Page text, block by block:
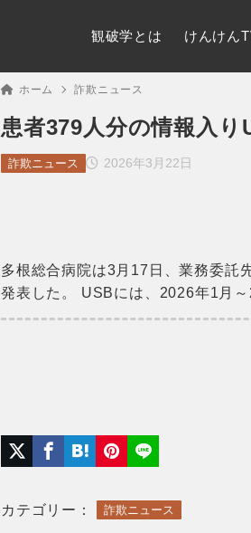
観破学とは けんけん
ホーム 詐欺ニュース
患者379人分の情報入
2026年3月22日
詐欺ニュース
多根総合病院は3月17日、業務委託
発表した。 USBには、2026年1月
カテゴリー： 詐欺ニュース